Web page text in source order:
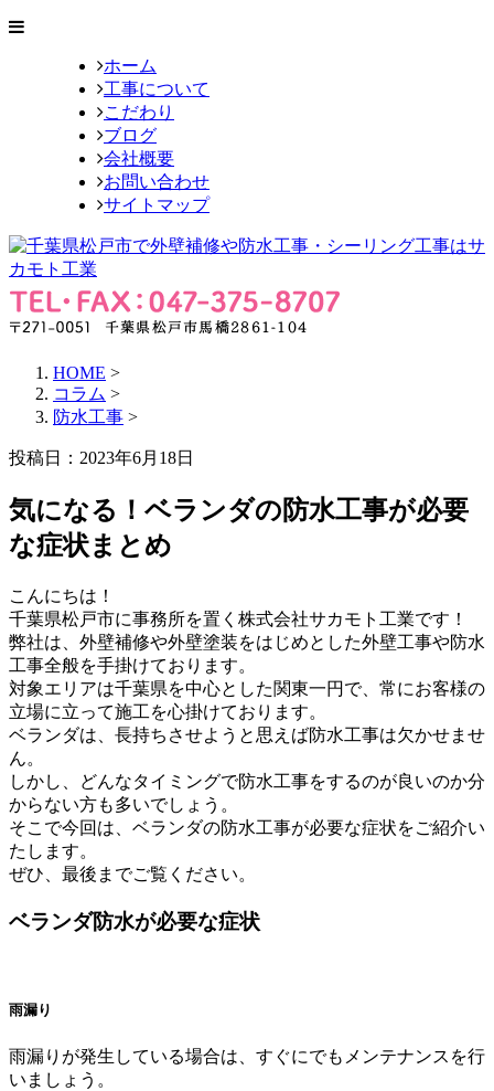
ホーム
工事について
こだわり
ブログ
会社概要
お問い合わせ
サイトマップ
HOME >
コラム >
防水工事 >
投稿日：2023年6月18日
気になる！ベランダの防水工事が必要
な症状まとめ
こんにちは！
千葉県松戸市に事務所を置く株式会社サカモト工業です！
弊社は、外壁補修や外壁塗装をはじめとした外壁工事や防水
工事全般を手掛けております。
対象エリアは千葉県を中心とした関東一円で、常にお客様の
立場に立って施工を心掛けております。
ベランダは、長持ちさせようと思えば防水工事は欠かせませ
ん。
しかし、どんなタイミングで防水工事をするのが良いのか分
からない方も多いでしょう。
そこで今回は、ベランダの防水工事が必要な症状をご紹介い
たします。
ぜひ、最後までご覧ください。
ベランダ防水が必要な症状
雨漏り
雨漏りが発生している場合は、すぐにでもメンテナンスを行
いましょう。